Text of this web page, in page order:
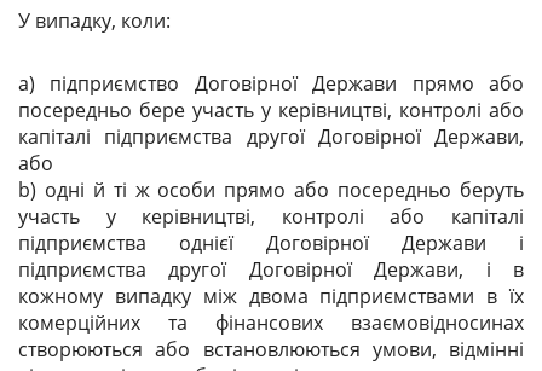
У випадку, коли:
a) підприємство Договірної Держави прямо або
посередньо бере участь у керівництві, контролі або
капіталі підприємства другої Договірної Держави,
або
b) одні й ті ж особи прямо або посередньо беруть
участь у керівництві, контролі або капіталі
підприємства однієї Договірної Держави і
підприємства другої Договірної Держави, і в
кожному випадку між двома підприємствами в їх
комерційних та фінансових взаємовідносинах
створюються або встановлюються умови, відмінні